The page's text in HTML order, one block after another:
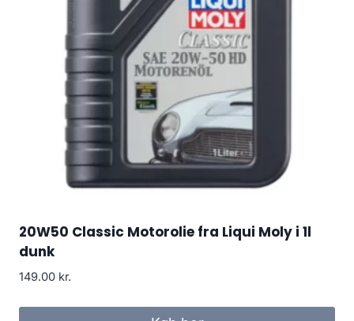
20W50 Classic Motorolie fra Liqui Moly i 1l
dunk
149.00 kr.